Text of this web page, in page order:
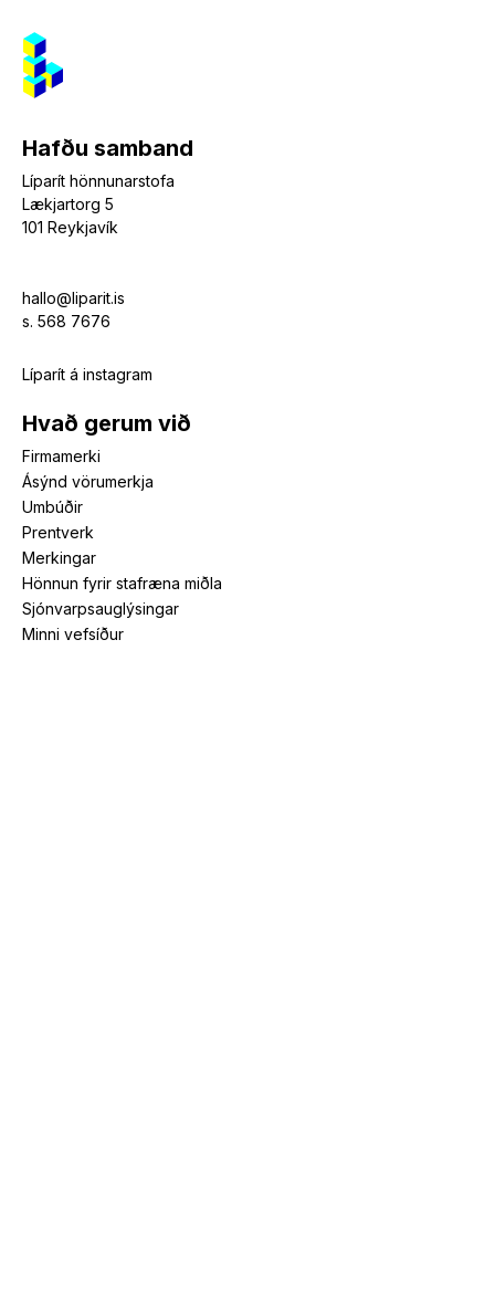
Hafðu samband
Líparít hönnunarstofa
Lækjartorg 5
101 Reykjavík
hallo@liparit.is
s. 568 7676
Líparít á instagram
Hvað gerum við
Firmamerki
Ásýnd vörumerkja
Umbúðir
Prentverk
Merkingar
Hönnun fyrir stafræna miðla
Sjónvarpsauglýsingar
Minni vefsíður